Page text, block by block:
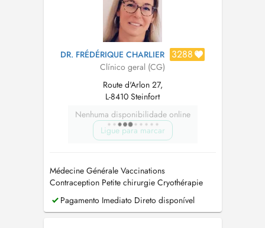
DR. FRÉDÉRIQUE CHARLIER 3288
Clínico geral (CG)
Route d'Arlon 27,
L-8410 Steinfort
Nenhuma disponibilidade online
Ligue para marcar
Médecine Générale Vaccinations
Contraception Petite chirurgie Cryothérapie
Permis de conduire Assurances ECG
Pagamento Imediato Direto disponível